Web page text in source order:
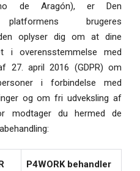
de Aragón), er Den
brugeres
oplyser dig om at dine
i overensstemmelse med
27. april 2016 (GDPR) om
i forbindelse med
og om fri udveksling af
modtager du hermed de
P4WORK behandler